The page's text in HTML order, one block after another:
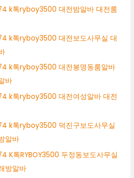
k톡ryboy3500 대전밤알바 대전룸
k톡ryboy3500 대전보도사무실 대
k톡ryboy3500 대전봉명동룸알바
바
k톡ryboy3500 대전여성알바 대전
k톡ryboy3500 덕진구보도사무실
알바
K톡RYBOY3500 두정동보도사무실
방알바